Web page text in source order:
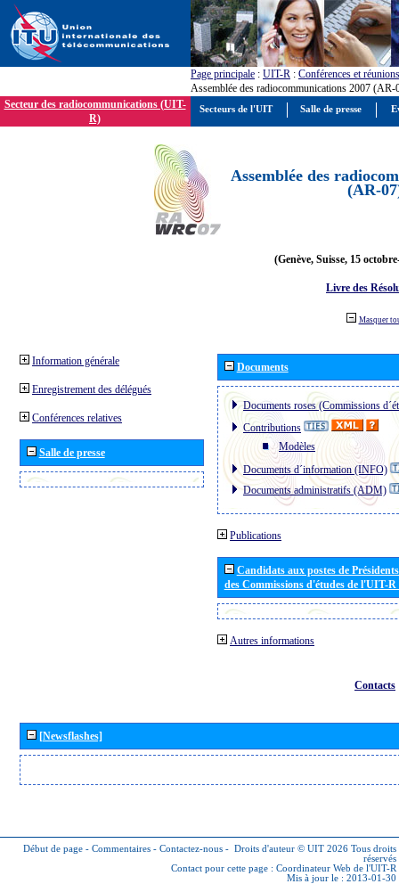
Page principale : UIT-R : Conférences et réunions
Assemblée des radiocommunications 2007 (AR-
Secteur des radiocommunications (UIT-
R)
Assemblée des
(AR-
(Genève, Suisse, 15
Livre des
Masquer
Information générale
Enregistrement des délégués
Conférences relatives
Salle de presse
Documents
Documents roses (Commissions
Contributions
Modèles
Documents d´information (INFO)
Documents administratifs (ADM)
Publications
Candidats aux postes de
des Commissions d'études de l'UIT-
Autres informations
Contacts
[Newsflashes]
Début de page - Commentaires - Contactez-nous - Droits d'auteur © UIT 2026 Tous droits
réservés
Contact pour cette page : Coordinateur Web de l'UIT-R
Mis à jour le : 2013-01-30
Secteurs de l'UIT Salle de presse